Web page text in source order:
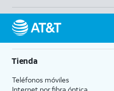
Tienda
Teléfonos móviles
Internet por fibra óptica